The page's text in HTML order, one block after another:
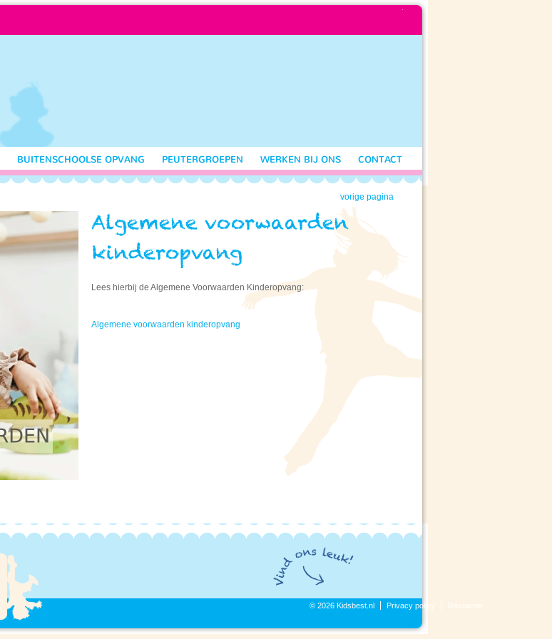
BUITENSCHOOLSE OPVANG PEUTERGROEPEN WERKEN BIJ ONS CONTACT
vorige pagina
Lees hierbij de Algemene Voorwaarden Kinderopvang:
Algemene voorwaarden kinderopvang
© 2026 Kidsbest.nl
Privacy policy Disclaimer